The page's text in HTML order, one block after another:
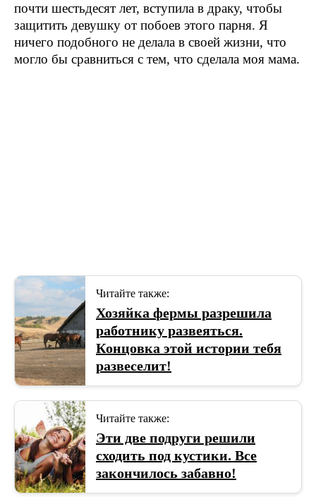
почти шестьдесят лет, вступила в драку, чтобы
защитить девушку от побоев этого парня. Я
ничего подобного не делала в своей жизни, что
могло бы сравниться с тем, что сделала моя мама.
Читайте также:
Хозяйка фермы разрешила
работнику развеяться.
Концовка этой истории тебя
развеселит!
Читайте также:
Эти две подруги решили
сходить под кустики. Все
закончилось забавно!